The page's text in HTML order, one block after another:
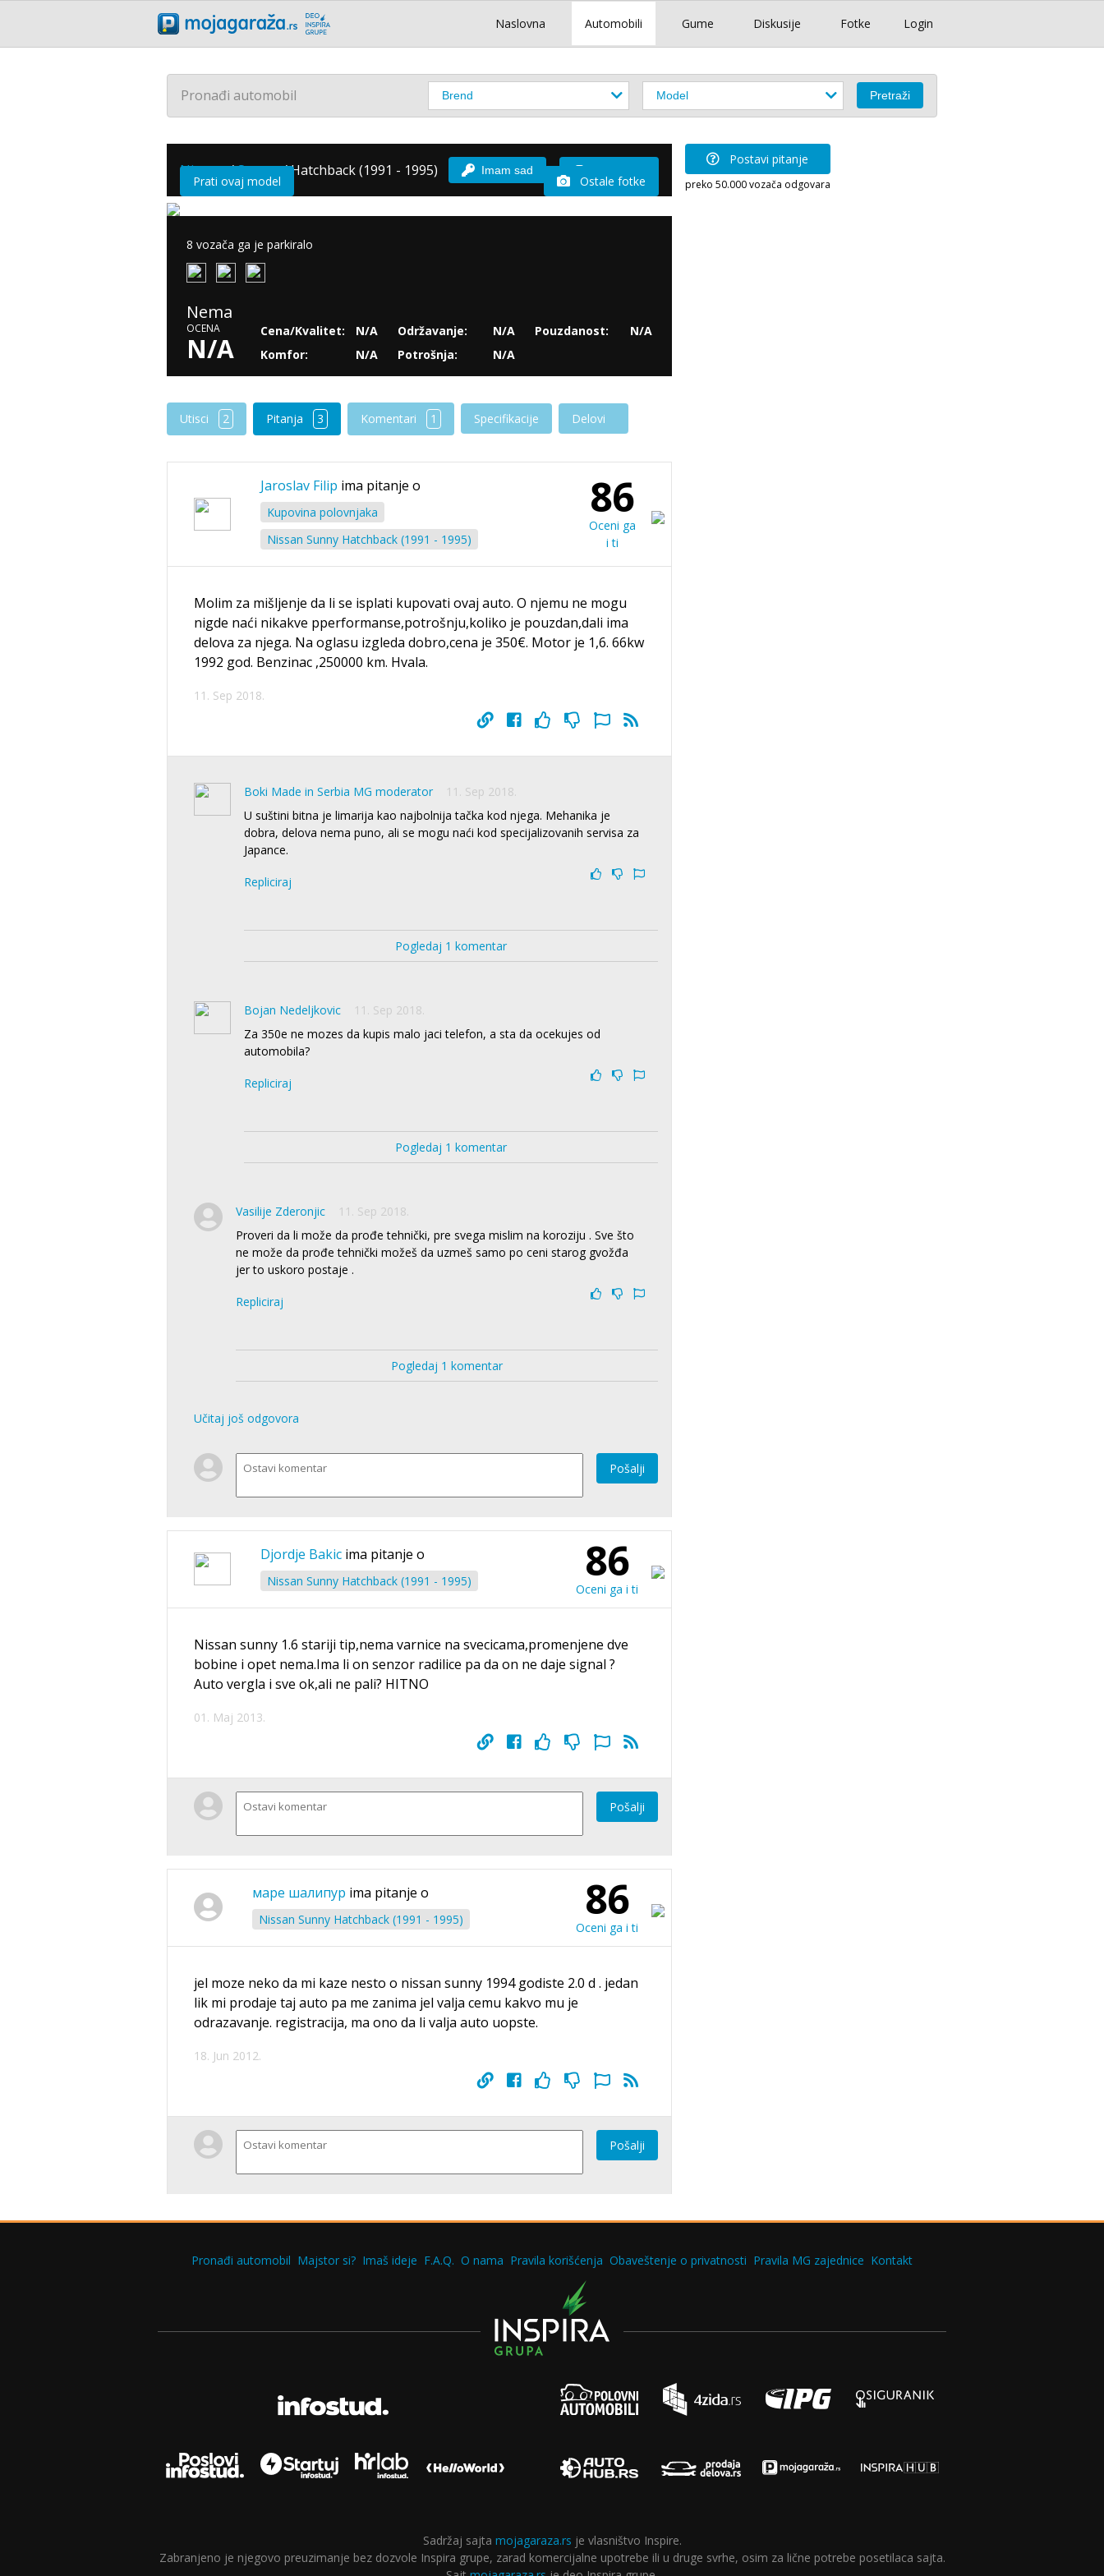
Login
Naslovna Automobili Gume Diskusije Fotke
Pronađi automobil
Nissan /Sunny /Hatchback (1991 - 1995) Imam sad
Prati ovaj model Ostale fotke
8 vozača ga je parkiralo
Nema
OCENA
N/A
Cena/Kvalitet:
N/A
Komfor:
N/A
Održavanje:
N/A
Potrošnja:
N/A
Pouzdanost: N/A
Utisci 2 Pitanja 3 Komentari 1 Specifikacije Delovi
Jaroslav Filip ima pitanje o
Kupovina polovnjaka
Nissan Sunny Hatchback (1991 - 1995)
86
Oceni ga
i ti
Molim za mišljenje da li se isplati kupovati ovaj auto. O njemu ne mogu
nigde naći nikakve pperformanse,potrošnju,koliko je pouzdan,dali ima
delova za njega. Na oglasu izgleda dobro,cena je 350€. Motor je 1,6. 66kw
1992 god. Benzinac ,250000 km. Hvala.
11. Sep 2018.
Boki Made in Serbia MG moderator
11. Sep 2018.
U suštini bitna je limarija kao najbolnija tačka kod njega. Mehanika je
dobra, delova nema puno, ali se mogu naći kod specijalizovanih servisa za
Japance.
Repliciraj
Pogledaj 1 komentar
Bojan Nedeljkovic
11. Sep 2018.
Za 350e ne mozes da kupis malo jaci telefon, a sta da ocekujes od
automobila?
Repliciraj
Pogledaj 1 komentar
Vasilije Zderonjic
11. Sep 2018.
Proveri da li može da prođe tehnički, pre svega mislim na koroziju . Sve što
ne može da prođe tehnički možeš da uzmeš samo po ceni starog gvožđa
jer to uskoro postaje .
Repliciraj
Pogledaj 1 komentar
Učitaj još odgovora
Pošalji
Djordje Bakic ima pitanje o
Nissan Sunny Hatchback (1991 - 1995) 86
Oceni ga i ti
Nissan sunny 1.6 stariji tip,nema varnice na svecicama,promenjene dve
bobine i opet nema.Ima li on senzor radilice pa da on ne daje signal ?
Auto vergla i sve ok,ali ne pali? HITNO
01. Maj 2013.
Pošalji
маре шалипур ima pitanje o
Nissan Sunny Hatchback (1991 - 1995) 86
Oceni ga i ti
jel moze neko da mi kaze nesto o nissan sunny 1994 godiste 2.0 d . jedan
lik mi prodaje taj auto pa me zanima jel valja cemu kakvo mu je
odrazavanje. registracija, ma ono da li valja auto uopste.
18. Jun 2012.
Pošalji
Postavi pitanje
preko 50.000 vozača odgovara
Pronađi automobil Majstor si? Imaš ideje F.A.Q. O nama Pravila korišćenja Obaveštenje o privatnosti Pravila MG zajednice Kontakt
Sadržaj sajta mojagaraza.rs je vlasništvo Inspire.
Zabranjeno je njegovo preuzimanje bez dozvole Inspira grupe, zarad komercijalne upotrebe ili u druge svrhe, osim za lične potrebe posetilaca sajta.